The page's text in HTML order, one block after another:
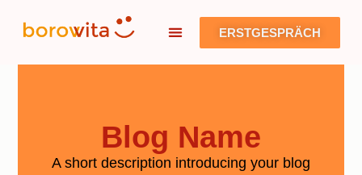
ERSTGESPRÄCH
Blog Name
A short description introducing your blog